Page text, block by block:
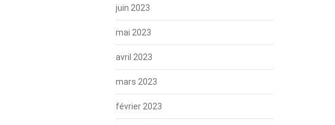
juin 2023
mai 2023
avril 2023
mars 2023
février 2023